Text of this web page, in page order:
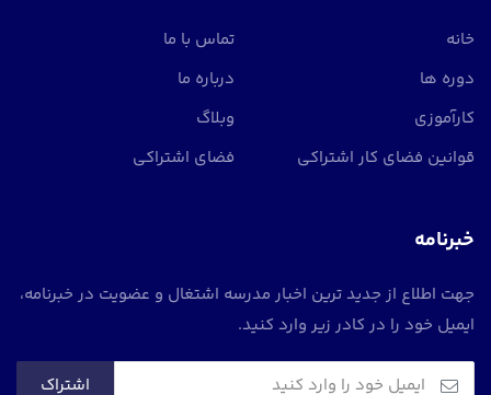
خانه
تماس با ما
دوره ها
درباره ما
کارآموزی
وبلاگ
قوانین فضای کار اشتراکی
فضای اشتراکی
خبرنامه
جهت اطلاع از جدید ترین اخبار مدرسه اشتغال و عضویت در خبرنامه،
ایمیل خود را در کادر زیر وارد کنید.